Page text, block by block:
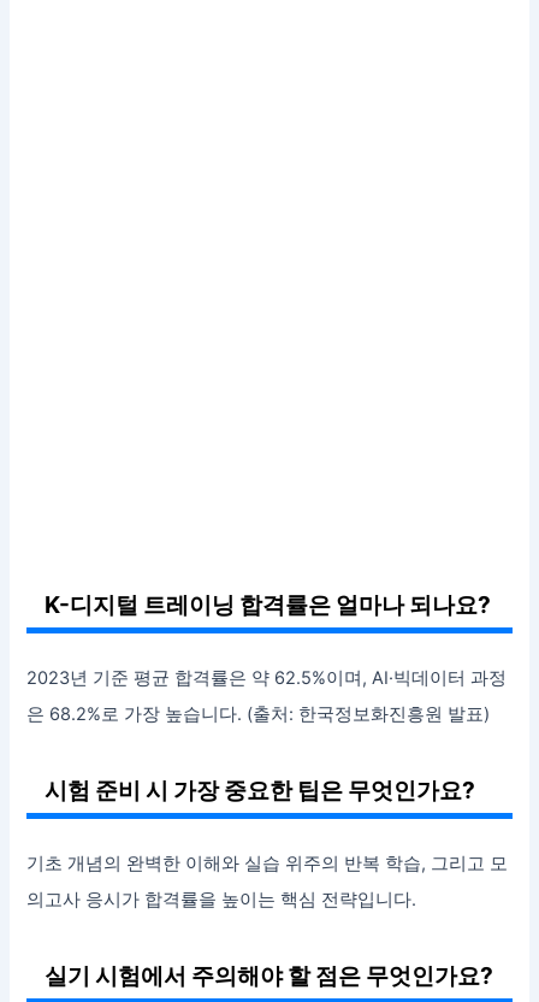
K-디지털 트레이닝 합격률은 얼마나 되나요?
2023년 기준 평균 합격률은 약 62.5%이며, AI·빅데이터 과정
은 68.2%로 가장 높습니다. (출처: 한국정보화진흥원 발표)
시험 준비 시 가장 중요한 팁은 무엇인가요?
기초 개념의 완벽한 이해와 실습 위주의 반복 학습, 그리고 모
의고사 응시가 합격률을 높이는 핵심 전략입니다.
실기 시험에서 주의해야 할 점은 무엇인가요?